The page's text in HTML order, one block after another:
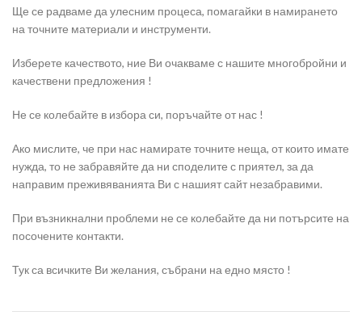
Ще се радваме да улесним процеса, помагайки в намирането
на точните материали и инструменти.
Изберете качеството, ние Ви очакваме с нашите многобройни и
качествени предложения !
Не се колебайте в избора си, поръчайте от нас !
Ако мислите, че при нас намирате точните неща, от които имате
нужда, то не забравяйте да ни споделите с приятел, за да
направим преживяванията Ви с нашият сайт незабравими.
При възникнални проблеми не се колебайте да ни потърсите на
посочените контакти.
Тук са всичките Ви желания, събрани на едно място !